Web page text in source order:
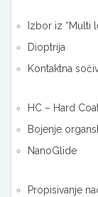
Izbor iz “Multi
Dioptrija
Kontaktna
HC – Hard
Bojenje
NanoGlide
Propisivanje